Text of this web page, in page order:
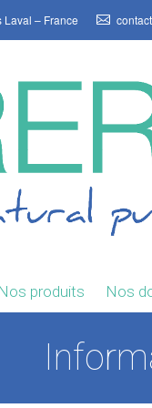
– France
produits Nos